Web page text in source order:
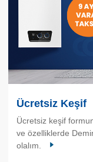
Ücretsiz Keşif
Ücretsiz keşif
ve özelliklerde
olalım.